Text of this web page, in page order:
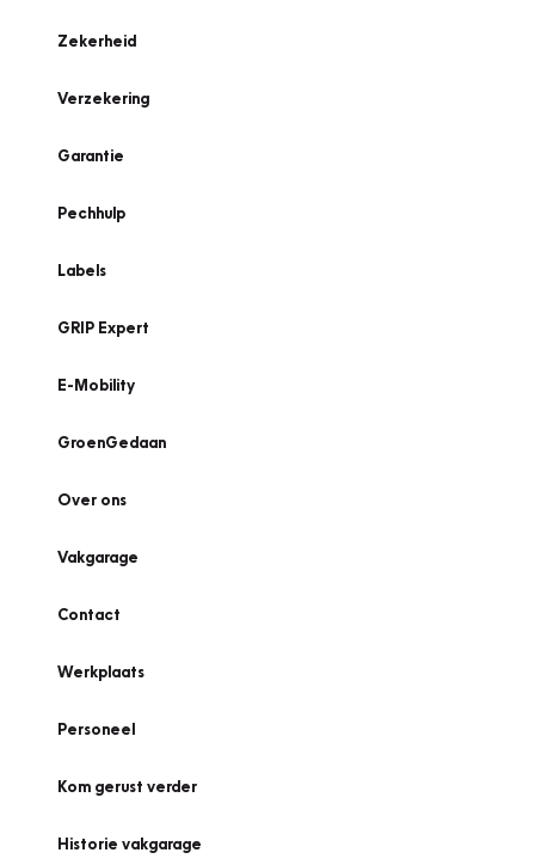
Zekerheid
Verzekering
Garantie
Pechhulp
Labels
GRIP Expert
E-Mobility
GroenGedaan
Over ons
Vakgarage
Contact
Werkplaats
Personeel
Kom gerust verder
Historie vakgarage